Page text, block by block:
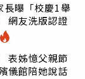
長曝「校慶1舉
網友洗版認證
表姊憶父親節
儀館陪她說話